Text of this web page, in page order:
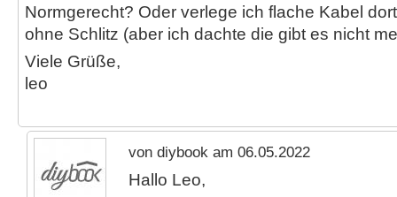
Normgerecht? Oder verlege ich flache Kabel
ohne Schlitz (aber ich dachte die gibt es nicht
Viele Grüße,
leo
von diybook am 06.05.2022
Hallo Leo,